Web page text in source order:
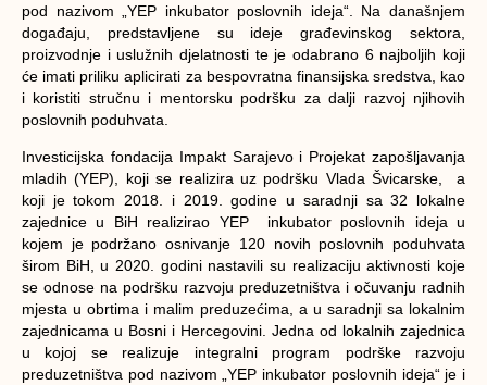
pod nazivom „YEP inkubator poslovnih ideja“. Na današnjem
događaju, predstavljene su ideje građevinskog sektora,
proizvodnje i uslužnih djelatnosti te je odabrano 6 najboljih koji
će imati priliku aplicirati za bespovratna finansijska sredstva, kao
i koristiti stručnu i mentorsku podršku za dalji razvoj njihovih
poslovnih poduhvata.
Investicijska fondacija Impakt Sarajevo i Projekat zapošljavanja
mladih (YEP), koji se realizira uz podršku Vlada Švicarske, a
koji je tokom 2018. i 2019. godine u saradnji sa 32 lokalne
zajednice u BiH realizirao YEP inkubator poslovnih ideja u
kojem je podržano osnivanje 120 novih poslovnih poduhvata
širom BiH, u 2020. godini nastavili su realizaciju aktivnosti koje
se odnose na podršku razvoju preduzetništva i očuvanju radnih
mjesta u obrtima i malim preduzećima, a u saradnji sa lokalnim
zajednicama u Bosni i Hercegovini. Jedna od lokalnih zajednica
u kojoj se realizuje integralni program podrške razvoju
preduzetništva pod nazivom „YEP inkubator poslovnih ideja“ je i